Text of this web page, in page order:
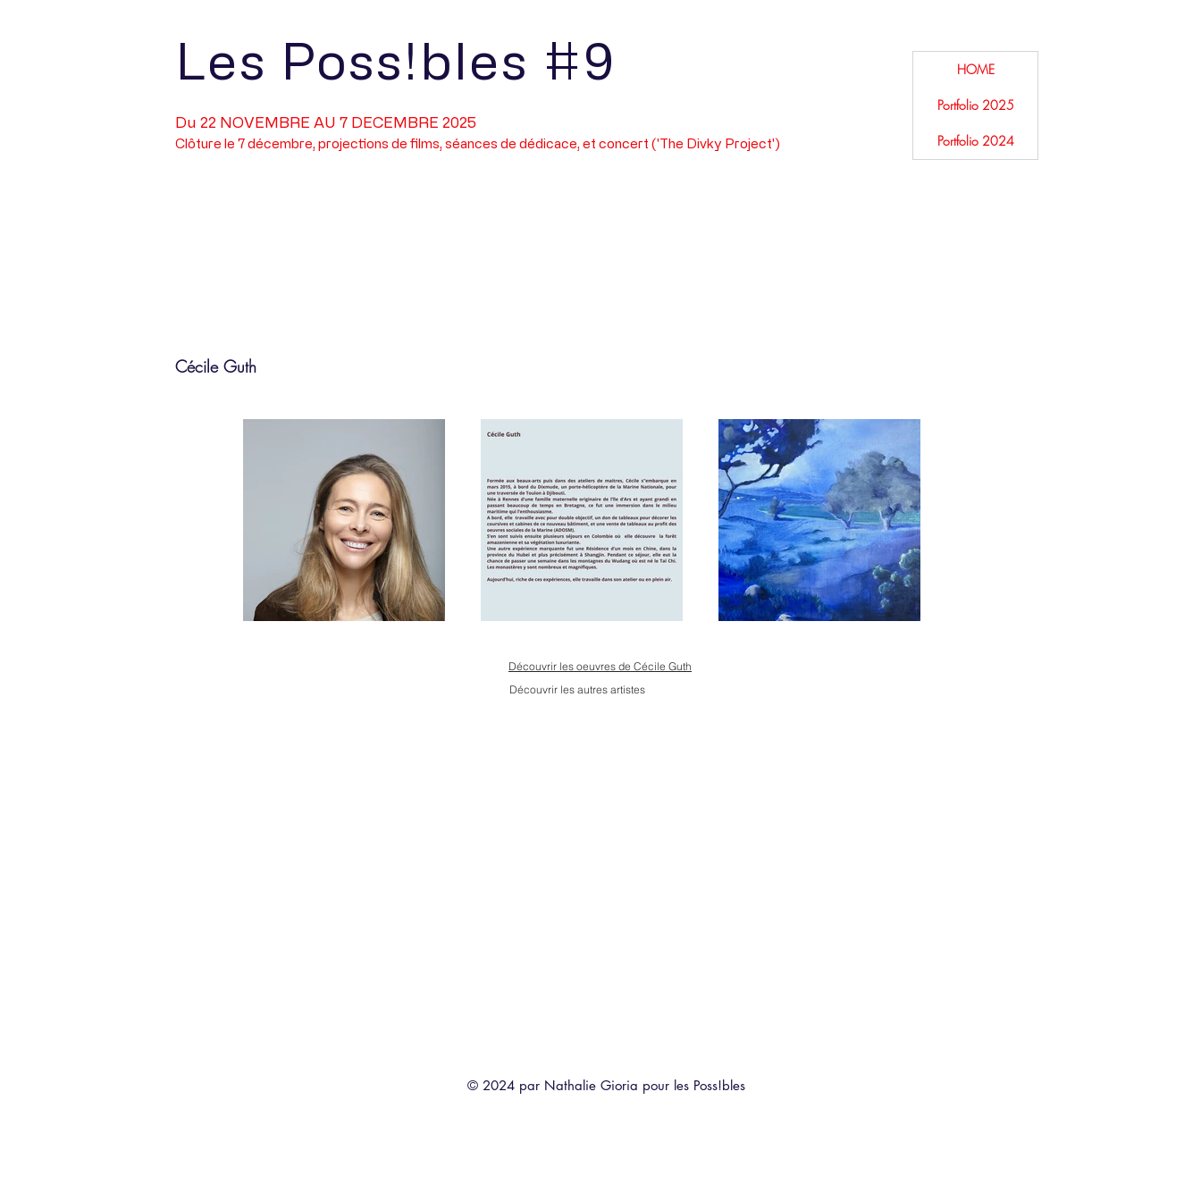
Les Poss!bles #9
Du 22 NOVEMBRE AU 7 DECEMBRE 2025
Clôture le 7 décembre, projections de films, séances de dédicace, et concert ('The Divky Project')
HOME
Portfolio 2025
Portfolio 2024
Cécile Guth
Découvrir les autres artistes
Découvrir les oeuvres de Cécile Guth
© 2024 par Nathalie Gioria pour les Poss!bles